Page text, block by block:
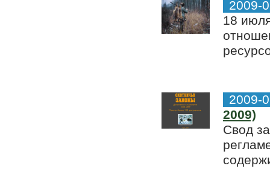
2009-
18
2009-
2009)
Свод